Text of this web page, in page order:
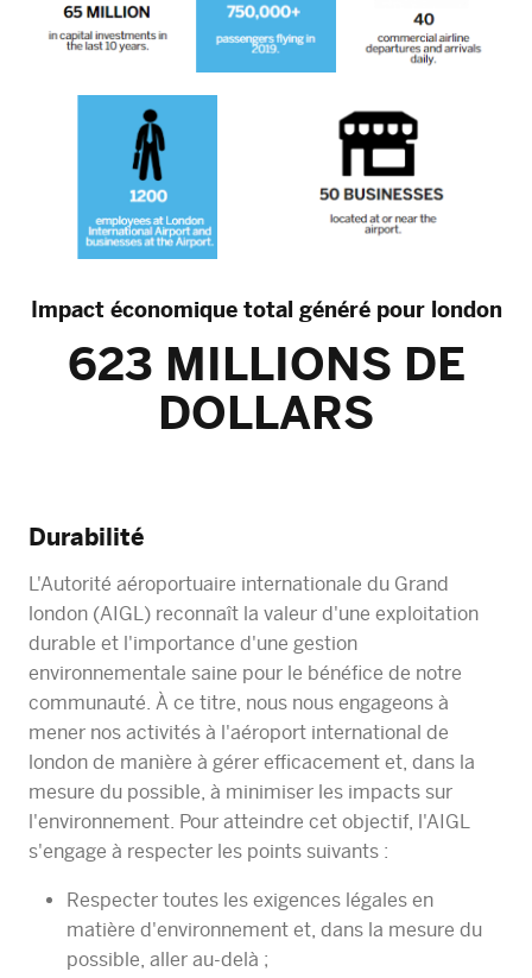
Impact économique total généré pour london
623 MILLIONS DE
DOLLARS
Durabilité
L'Autorité aéroportuaire internationale du Grand
london (AIGL) reconnaît la valeur d'une exploitation
durable et l'importance d'une gestion
environnementale saine pour le bénéfice de notre
communauté. À ce titre, nous nous engageons à
mener nos activités à l'aéroport international de
london de manière à gérer efficacement et, dans la
mesure du possible, à minimiser les impacts sur
l'environnement. Pour atteindre cet objectif, l'AIGL
s'engage à respecter les points suivants :
Respecter toutes les exigences légales en
matière d'environnement et, dans la mesure du
possible, aller au-delà ;